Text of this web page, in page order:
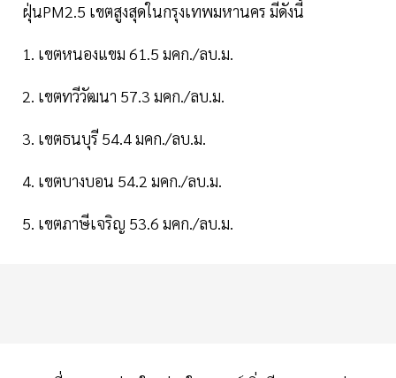
ฝุ่นPM2.5 เขตสูงสุดในกรุงเทพมหานคร มีดังนี้
1. เขตหนองแขม 61.5 มคก./ลบ.ม.
2. เขตทวีวัฒนา 57.3 มคก./ลบ.ม.
3. เขตธนบุรี 54.4 มคก./ลบ.ม.
4. เขตบางบอน 54.2 มคก./ลบ.ม.
5. เขตภาษีเจริญ 53.6 มคก./ลบ.ม.